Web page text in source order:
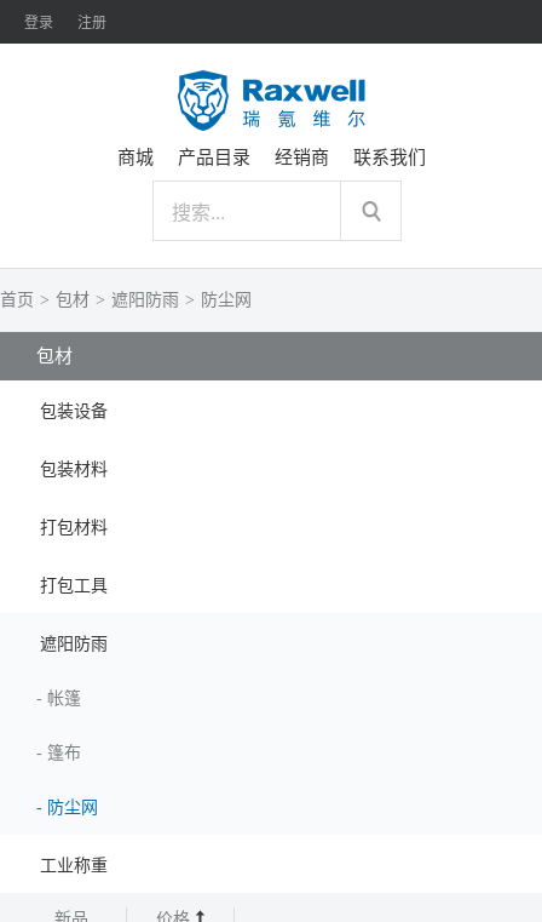
登录 注册
商城 产品目录 经销商 联系我们
首页 > 包材 > 遮阳防雨 > 防尘网
包材
包装设备
包装材料
打包材料
打包工具
遮阳防雨
- 帐篷
- 篷布
- 防尘网
工业称重